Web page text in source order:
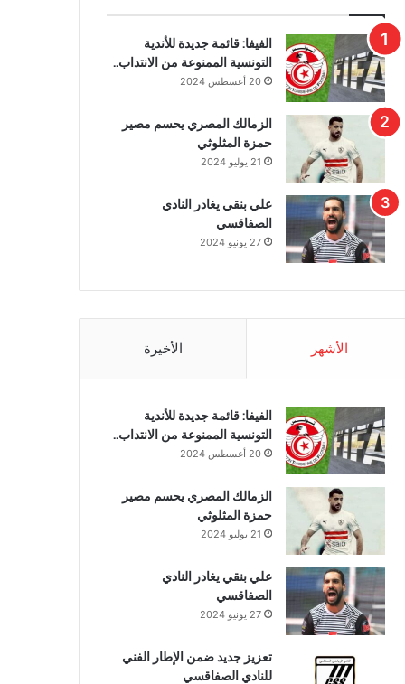
الفيفا: قائمة جديدة للأندية
التونسية الممنوعة من الانتداب..
20 أغسطس 2024
الزمالك المصري يحسم مصير
حمزة المثلوثي
21 يوليو 2024
علي بنقي يغادر النادي
الصفاقسي
27 يونيو 2024
الأشهر الأخيرة
الفيفا: قائمة جديدة للأندية
التونسية الممنوعة من الانتداب..
20 أغسطس 2024
الزمالك المصري يحسم مصير
حمزة المثلوثي
21 يوليو 2024
علي بنقي يغادر النادي
الصفاقسي
27 يونيو 2024
تعزيز جديد ضمن الإطار الفني
للنادي الصفاقسي